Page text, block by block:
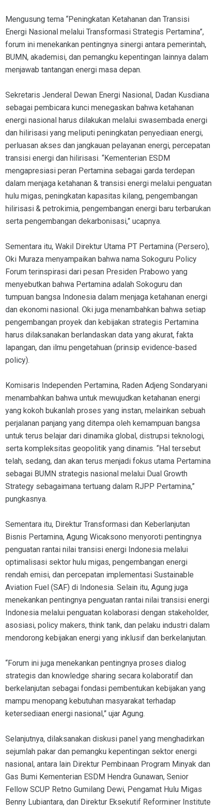
Mengusung tema “Peningkatan Ketahanan dan Transisi
Energi Nasional melalui Transformasi Strategis Pertamina”,
forum ini menekankan pentingnya sinergi antara pemerintah,
BUMN, akademisi, dan pemangku kepentingan lainnya dalam
menjawab tantangan energi masa depan.
Sekretaris Jenderal Dewan Energi Nasional, Dadan Kusdiana
sebagai pembicara kunci menegaskan bahwa ketahanan
energi nasional harus dilakukan melalui swasembada energi
dan hilirisasi yang meliputi peningkatan penyediaan energi,
perluasan akses dan jangkauan pelayanan energi, percepatan
transisi energi dan hilirisasi. “Kementerian ESDM
mengapresiasi peran Pertamina sebagai garda terdepan
dalam menjaga ketahanan & transisi energi melalui penguatan
hulu migas, peningkatan kapasitas kilang, pengembangan
hilirisasi & petrokimia, pengembangan energi baru terbarukan
serta pengembangan dekarbonisasi,” ucapnya.
Sementara itu, Wakil Direktur Utama PT Pertamina (Persero),
Oki Muraza menyampaikan bahwa nama Sokoguru Policy
Forum terinspirasi dari pesan Presiden Prabowo yang
menyebutkan bahwa Pertamina adalah Sokoguru dan
tumpuan bangsa Indonesia dalam menjaga ketahanan energi
dan ekonomi nasional. Oki juga menambahkan bahwa setiap
pengembangan proyek dan kebijakan strategis Pertamina
harus dilaksanakan berlandaskan data yang akurat, fakta
lapangan, dan ilmu pengetahuan (prinsip evidence-based
policy).
Komisaris Independen Pertamina, Raden Adjeng Sondaryani
menambahkan bahwa untuk mewujudkan ketahanan energi
yang kokoh bukanlah proses yang instan, melainkan sebuah
perjalanan panjang yang ditempa oleh kemampuan bangsa
untuk terus belajar dari dinamika global, distrupsi teknologi,
serta kompleksitas geopolitik yang dinamis. “Hal tersebut
telah, sedang, dan akan terus menjadi fokus utama Pertamina
sebagai BUMN strategis nasional melalui Dual Growth
Strategy sebagaimana tertuang dalam RJPP Pertamina,”
pungkasnya.
Sementara itu, Direktur Transformasi dan Keberlanjutan
Bisnis Pertamina, Agung Wicaksono menyoroti pentingnya
penguatan rantai nilai transisi energi Indonesia melalui
optimalisasi sektor hulu migas, pengembangan energi
rendah emisi, dan percepatan implementasi Sustainable
Aviation Fuel (SAF) di Indonesia. Selain itu, Agung juga
menekankan pentingnya penguatan rantai nilai transisi energi
Indonesia melalui penguatan kolaborasi dengan stakeholder,
asosiasi, policy makers, think tank, dan pelaku industri dalam
mendorong kebijakan energi yang inklusif dan berkelanjutan.
“Forum ini juga menekankan pentingnya proses dialog
strategis dan knowledge sharing secara kolaboratif dan
berkelanjutan sebagai fondasi pembentukan kebijakan yang
mampu menopang kebutuhan masyarakat terhadap
ketersediaan energi nasional,” ujar Agung.
Selanjutnya, dilaksanakan diskusi panel yang menghadirkan
sejumlah pakar dan pemangku kepentingan sektor energi
nasional, antara lain Direktur Pembinaan Program Minyak dan
Gas Bumi Kementerian ESDM Hendra Gunawan, Senior
Fellow SCUP Retno Gumilang Dewi, Pengamat Hulu Migas
Benny Lubiantara, dan Direktur Eksekutif Reforminer Institute